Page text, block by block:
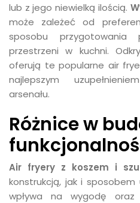
lub z jego niewielką ilością.
może zależeć od
sposobu
przestrzeni w kuchni.
oferują te popularne air
najlepszym
arsenału.
Różnice w
Air fryery z koszem i
konstrukcją, jak i
wpływa na wygodę oraz